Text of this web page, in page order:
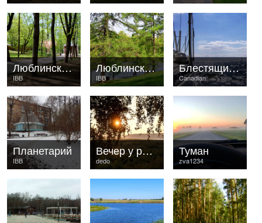
IBB
Люблинский парк
IBB
Люблинский парк
Canadian
Блестящие просторы
IBB
Планетарий
dedo
Вечер у реки.-11
zva1234
Туман